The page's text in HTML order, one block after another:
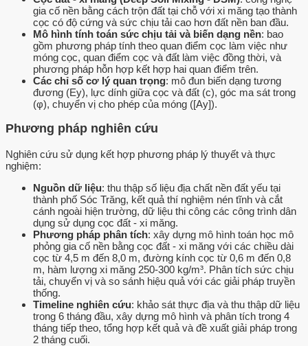
gia cố nền bằng cách trộn đất tại chỗ với xi măng tạo thành
cọc có độ cứng và sức chịu tải cao hơn đất nền ban đầu.
Mô hình tính toán sức chịu tải và biến dạng nền: bao
gồm phương pháp tính theo quan điểm cọc làm việc như
móng cọc, quan điểm cọc và đất làm việc đồng thời, và
phương pháp hỗn hợp kết hợp hai quan điểm trên.
Các chỉ số cơ lý quan trọng: mô đun biến dạng tương
đương (Ey), lực dính giữa cọc và đất (c), góc ma sát trong
(φ), chuyển vị cho phép của móng ([Ay]).
Phương pháp nghiên cứu
Nghiên cứu sử dụng kết hợp phương pháp lý thuyết và thực
nghiệm:
Nguồn dữ liệu: thu thập số liệu địa chất nền đất yếu tại
thành phố Sóc Trăng, kết quả thí nghiệm nén tĩnh và cắt
cánh ngoài hiện trường, dữ liệu thi công các công trình dân
dụng sử dụng cọc đất - xi măng.
Phương pháp phân tích: xây dựng mô hình toán học mô
phỏng gia cố nền bằng cọc đất - xi măng với các chiều dài
cọc từ 4,5 m đến 8,0 m, đường kính cọc từ 0,6 m đến 0,8
m, hàm lượng xi măng 250-300 kg/m³. Phân tích sức chịu
tải, chuyển vị và so sánh hiệu quả với các giải pháp truyền
thống.
Timeline nghiên cứu: khảo sát thực địa và thu thập dữ liệu
trong 6 tháng đầu, xây dựng mô hình và phân tích trong 4
tháng tiếp theo, tổng hợp kết quả và đề xuất giải pháp trong
2 tháng cuối.